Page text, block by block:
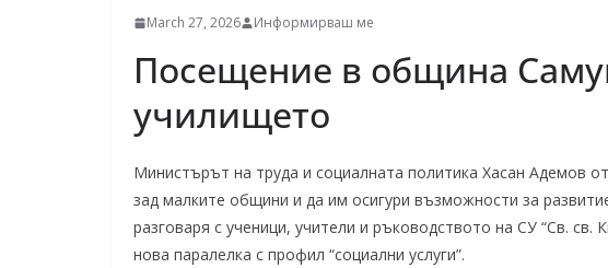
March 27, 2026 Информирваш ме
Посещение в община
училището
Министърът на труда и социалната политика Хасан Адемов
зад малките общини и да им осигури възможности за
разговаря с ученици, учители и ръководството на СУ “Св.
нова паралелка с профил “социални услуги”.